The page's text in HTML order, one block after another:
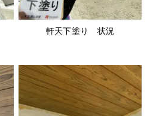
軒天下塗り 状況